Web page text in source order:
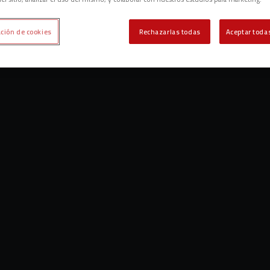
Rechazarlas todas Aceptar
de cookies